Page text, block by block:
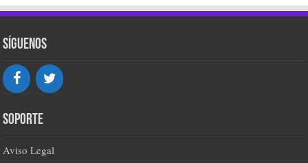
Síguenos
Soporte
Aviso Legal